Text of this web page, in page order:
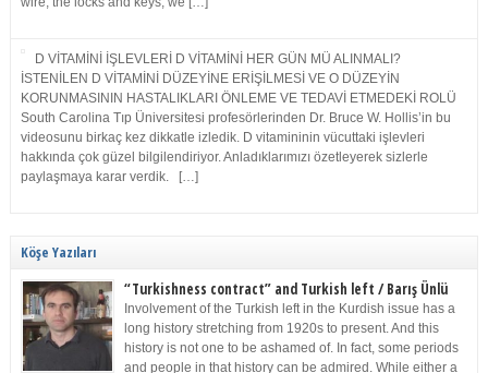
D VİTAMİNİ İŞLEVLERİ D VİTAMİNİ HER GÜN MÜ ALINMALI?
İSTENİLEN D VİTAMİNİ DÜZEYİNE ERİŞİLMESİ VE O DÜZEYİN
KORUNMASININ HASTALIKLARI ÖNLEME VE TEDAVİ ETMEDEKİ ROLÜ
South Carolina Tıp Üniversitesi profesörlerinden Dr. Bruce W. Hollis’in bu
videosunu birkaç kez dikkatle izledik. D vitamininin vücuttaki işlevleri
hakkında çok güzel bilgilendiriyor. Anladıklarımızı özetleyerek sizlerle
paylaşmaya karar verdik. […]
Köşe Yazıları
“Turkishness contract” and Turkish left / Barış Ünlü
Involvement of the Turkish left in the Kurdish issue has a
long history stretching from 1920s to present. And this
history is not one to be ashamed of. In fact, some periods
and people in that history can be admired. While either a